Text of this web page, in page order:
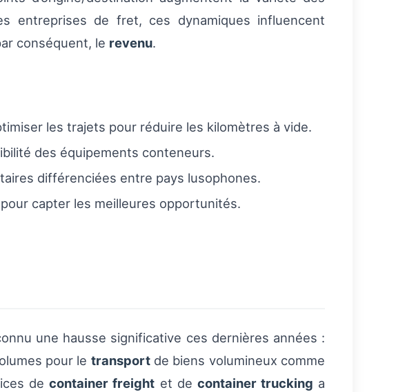
entreprises de fret, ces dynamiques influencent
conséquent, le revenu.
les trajets pour réduire les kilomètres à vide.
des équipements conteneurs.
différenciées entre pays lusophones.
capter les meilleures opportunités.
une hausse significative ces dernières années :
pour le transportde biens volumineux comme
decontainer freight et de container trucking a